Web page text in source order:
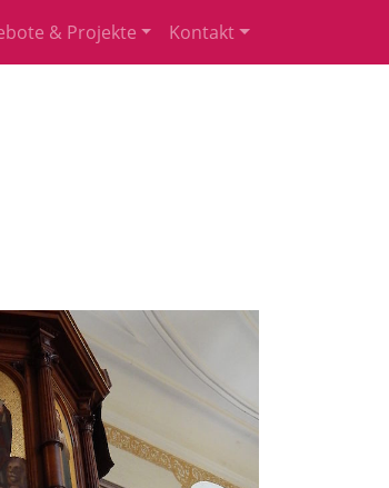
& Projekte Kontakt